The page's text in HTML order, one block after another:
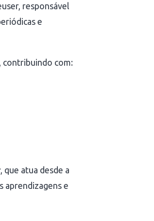
responsável
e
contribuindo com:
, que atua desde a
aprendizagens e